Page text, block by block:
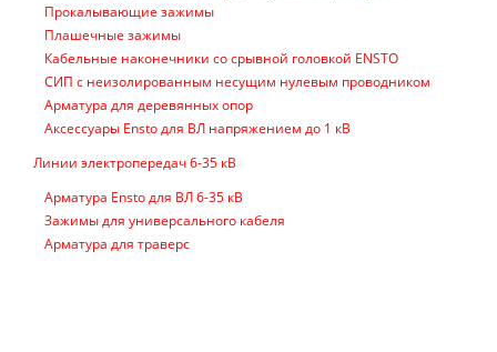
Прокалывающие зажимы
Плашечные зажимы
Кабельные наконечники со срывной головкой ENSTO
СИП с неизолированным несущим нулевым проводником
Арматура для деревянных опор
Аксессуары Ensto для ВЛ напряжением до 1 кВ
Линии электропередач 6-35 кВ
Арматура Ensto для ВЛ 6-35 кВ
Зажимы для универсального кабеля
Арматура для траверс